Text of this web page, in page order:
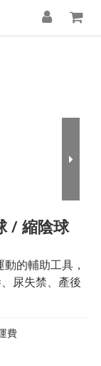
/ 縮陰球
的輔助工具，
尿失禁、產後
費